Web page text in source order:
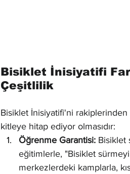
Bisiklet İnisiyatifi
Çeşitlilik
Bisiklet İnisiyatifi'ni
kitleye hitap ediyor olmasıdır:
Öğrenme Garantisi: Bisiklet
eğitimlerle, "Bisiklet
merkezlerdeki kamplarla,